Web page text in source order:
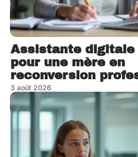
Assistante digitale
pour une mère en
reconversion
3 août 2026